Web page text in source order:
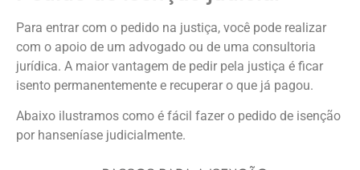
Para entrar com o pedido na justiça, você pode realizar
com o apoio de um advogado ou de uma consultoria
jurídica. A maior vantagem de pedir pela justiça é ficar
isento permanentemente e recuperar o que já pagou.
Abaixo ilustramos como é fácil fazer o pedido de isenção
por hanseníase judicialmente.